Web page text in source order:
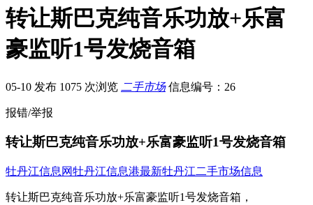
转让斯巴克纯音乐功放+乐富
豪监听1号发烧音箱
05-10 发布 1075 次浏览 二手市场 信息编号：26
报错/举报
转让斯巴克纯音乐功放+乐富豪监听1号发烧音箱
牡丹江信息网牡丹江信息港最新牡丹江二手市场信息
转让斯巴克纯音乐功放+乐富豪监听1号发烧音箱，